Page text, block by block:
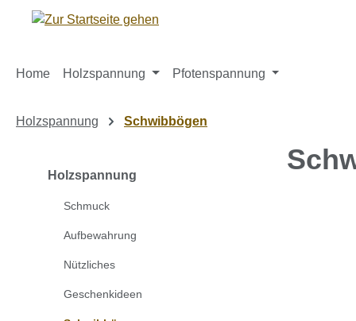
Hauptinhalt springen
Zur Suche springen
Zur Hauptnavigation springen
Home Holzspannung Pfotenspannung
Holzspannung Schwibbögen
Holzspannung
Schmuck
Aufbewahrung
Nützliches
Geschenkideen